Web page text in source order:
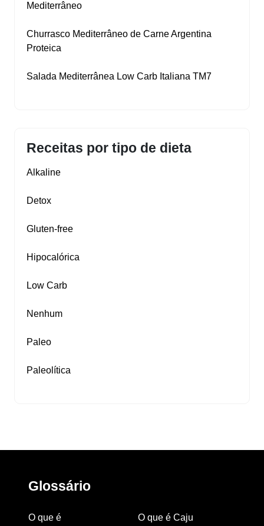
Mediterrâneo
Churrasco Mediterrâneo de Carne Argentina
Proteica
Salada Mediterrânea Low Carb Italiana TM7
Receitas por tipo de dieta
Alkaline
Detox
Gluten‑free
Hipocalórica
Low Carb
Nenhum
Paleo
Paleolítica
Glossário
O que é
O que é Caju